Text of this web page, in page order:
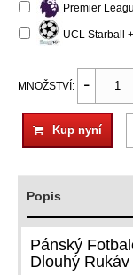
Premier
UCL Starball
MNOŽSTVÍ:
Kup nyní
Popis
Pánský
Dlouhý Rukáv